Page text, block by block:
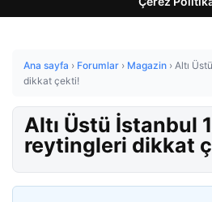
Ana sayfa › Forumlar › Magazin › Altı
dikkat çekti!
Altı Üstü İstanbul
reytingleri dikkat